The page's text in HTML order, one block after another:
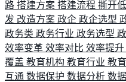
路 搭建方案 搭建流程 撕开
发 改造方案 政企 政企选型
政务类 政务行业 政务选型
效率变革 效率对比 效率提升
覆盖 教育机构 教育行业 教
互通 数据保护 数据分析 数